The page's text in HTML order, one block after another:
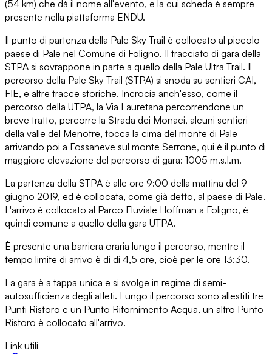
(54 km) che dà il nome all'evento, e la cui scheda è sempre
presente nella piattaforma ENDU.
Il punto di partenza della Pale Sky Trail è collocato al piccolo
paese di Pale nel Comune di Foligno. Il tracciato di gara della
STPA si sovrappone in parte a quello della Pale Ultra Trail. Il
percorso della Pale Sky Trail (STPA) si snoda su sentieri CAI,
FIE, e altre tracce storiche. Incrocia anch'esso, come il
percorso della UTPA, la Via Lauretana percorrendone un
breve tratto, percorre la Strada dei Monaci, alcuni sentieri
della valle del Menotre, tocca la cima del monte di Pale
arrivando poi a Fossaneve sul monte Serrone, qui è il punto di
maggiore elevazione del percorso di gara: 1005 m.s.l.m.
La partenza della STPA è alle ore 9:00 della mattina del 9
giugno 2019, ed è collocata, come già detto, al paese di Pale.
L'arrivo è collocato al Parco Fluviale Hoffman a Foligno, è
quindi comune a quello della gara UTPA.
È presente una barriera oraria lungo il percorso, mentre il
tempo limite di arrivo è di di 4,5 ore, cioè per le ore 13:30.
La gara è a tappa unica e si svolge in regime di semi-
autosufficienza degli atleti. Lungo il percorso sono allestiti tre
Punti Ristoro e un Punto Rifornimento Acqua, un altro Punto
Ristoro è collocato all'arrivo.
Link utili